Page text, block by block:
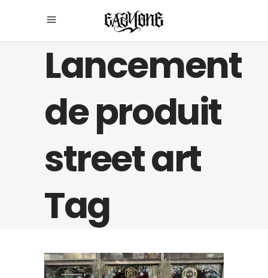
Lancement
de produit
street art
Tag